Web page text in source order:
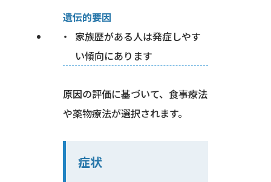
遺伝的要因
家族歴がある人は発症しやす
い傾向にあります
原因の評価に基づいて、食事療法
や薬物療法が選択されます。
症状